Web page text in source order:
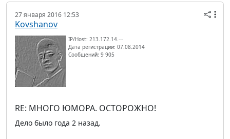
27 января 2016 12:53
Kovshanov
IP/Host: 213.172.14.---
Дата регистрации: 07.08.2014
Сообщений: 9 905
RE: МНОГО ЮМОРА. ОСТОРОЖНО!
Дело было года 2 назад.